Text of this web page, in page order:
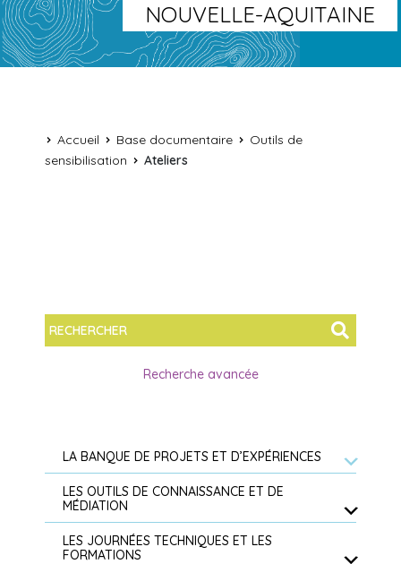
NOUVELLE-AQUITAINE
Accueil Base documentaire
Outils de
sensibilisation
Ateliers
Recherche avancée
LA BANQUE DE PROJETS ET D’EXPÉRIENCES
LES OUTILS DE CONNAISSANCE ET DE
MÉDIATION
LES JOURNÉES TECHNIQUES ET LES
FORMATIONS